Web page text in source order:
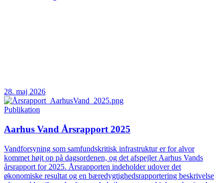
28. maj 2026
Publikation
Aarhus Vand Årsrapport 2025
Vandforsyning som samfundskritisk infrastruktur er for alvor
kommet højt op på dagsordenen, og det afspejler Aarhus Vands
årsrapport for 2025. Årsrapporten indeholder udover det
økonomiske resultat og en bæredygtighedsrapportering beskrivelse